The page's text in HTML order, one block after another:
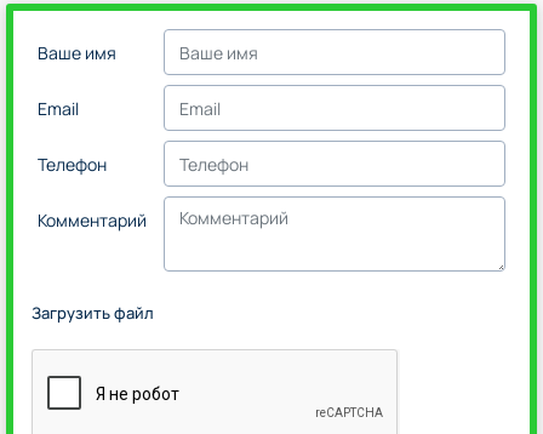
Ваше имя
Email
Телефон
Комментарий
Загрузить файл